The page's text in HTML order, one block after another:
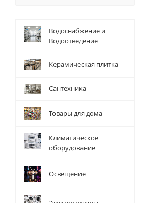
Водоснабжение и
Водоотведение
Керамическая плитка
Сантехника
Товары для дома
Климатическое
оборудование
Освещение